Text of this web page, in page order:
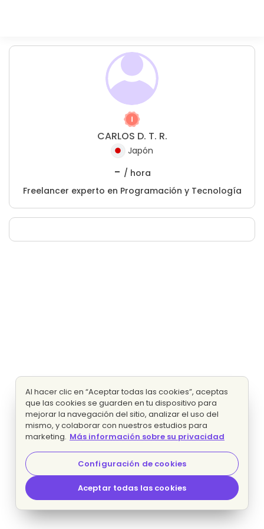
CARLOS D. T. R.
Japón
- / hora
Freelancer experto en Programación y Tecnología
Al hacer clic en “Aceptar todas las cookies”, aceptas
que las cookies se guarden en tu dispositivo para
mejorar la navegación del sitio, analizar el uso del
mismo, y colaborar con nuestros estudios para
marketing. Más información sobre su privacidad
Configuración de cookies
Aceptar todas las cookies